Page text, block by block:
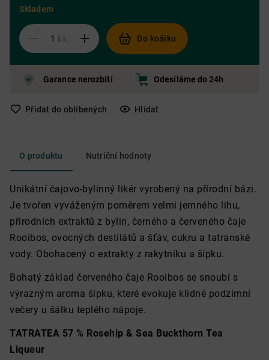
Skladem
ks Do košíku
Garance nerozbití Odesíláme do 24h
Přidat do oblíbených Hlídat
O produktu Nutriční hodnoty
Unikátní čajovo-bylinný likér vyrobený na přírodní bázi.
Je tvořen vyváženým poměrem velmi jemného lihu,
přírodních extraktů z bylin, černého a červeného čaje
Rooibos, ovocných destilátů a šťáv, cukru a tatranské
vody. Obohacený o extrakty z rakytníku a šípku.
Bohatý základ červeného čaje Rooibos se snoubí s
výrazným aroma šípku, které evokuje klidné podzimní
večery u šálku teplého nápoje.
TATRATEA 57 % Rosehip & Sea Buckthorn Tea
Liqueur